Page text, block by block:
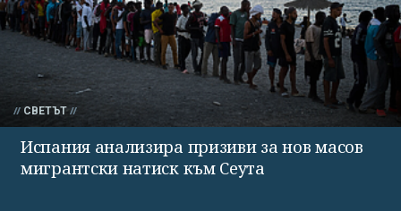
СВЕТЪТ
Испания анализира призиви за нов масов
мигрантски натиск към Сеута